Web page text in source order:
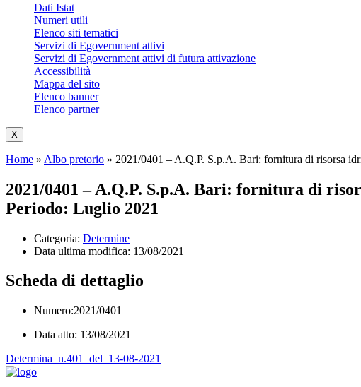
Dati Istat
Numeri utili
Elenco siti tematici
Servizi di Egovernment attivi
Servizi di Egovernment attivi di futura attivazione
Accessibilità
Mappa del sito
Elenco banner
Elenco partner
X
Home » Albo pretorio » 2021/0401 – A.Q.P. S.p.A. Bari: fornitura di risorsa
2021/0401 – A.Q.P. S.p.A. Bari: fornitura di
Periodo: Luglio 2021
Categoria: Determine
Data ultima modifica: 13/08/2021
Scheda di dettaglio
Numero:2021/0401
Data atto: 13/08/2021
Determina_n.401_del_13-08-2021